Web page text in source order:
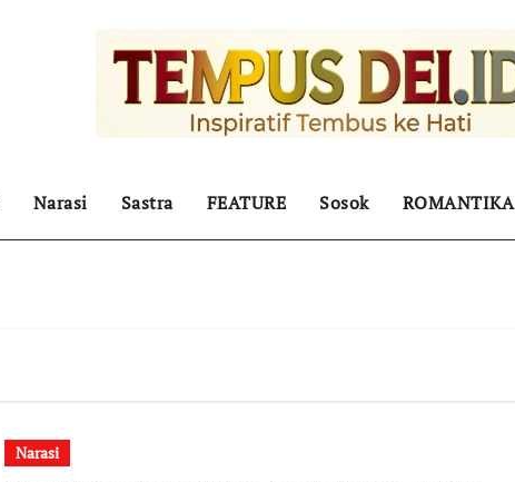
Narasi Sastra FEATURE Sosok ROMANTIKA
Narasi